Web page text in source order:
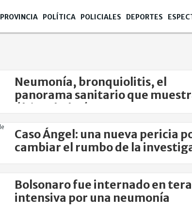
PROVINCIA POLÍTICA POLICIALES DEPORTES
Neumonía, bronquiolitis, el
panorama sanitario que
último boletín
Caso Ángel: una nueva pericia
cambiar el rumbo de la
Bolsonaro fue internado en
intensiva por una neumonía